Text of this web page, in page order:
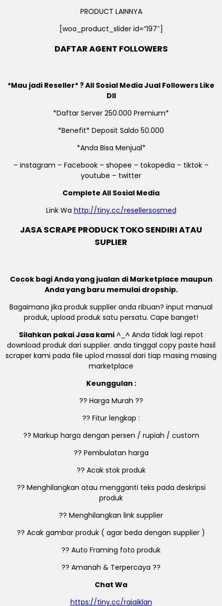
PRODUCT LAINNYA
[woo_product_slider id=”197″]
DAFTAR AGENT FOLLOWERS
*Mau jadi Reseller* ? All Sosial Media Jual Followers Like
Dll
*Daftar Server 250.000 Premium*
*Benefit* Deposit Saldo 50.000
*Anda Bisa Menjual*
– instagram – Facebook – shopee – tokopedia – tiktok –
youtube – twitter
Complete All Sosial Media
Link Wa http://tiny.cc/resellersosmed
JASA SCRAPE PRODUCK TOKO SENDIRI ATAU
SUPLIER
Cocok bagi Anda yang jualan di Marketplace maupun
Anda yang baru memulai dropship.
Bagaimana jika produk supplier anda ribuan? input manual
produk, upload produk satu persatu. Cape banget!
Silahkan pakai Jasa kami ^_^ Anda tidak lagi repot
download produk dari supplier. anda tinggal copy paste hasil
scraper kami pada file uplod massal dari tiap masing masing
marketplace
Keunggulan :
?? Harga Murah ??
?? Fitur lengkap :
?? Markup harga dengan persen / rupiah / custom
?? Pembulatan harga
?? Acak stok produk
?? Menghilangkan atau mengganti teks pada deskripsi
produk
?? Menghilangkan link supplier
?? Acak gambar produk ( agar beda dengan supplier )
?? Auto Framing foto produk
?? Amanah & Terpercaya ??
Chat Wa
https://tiny.cc/rajaiklan